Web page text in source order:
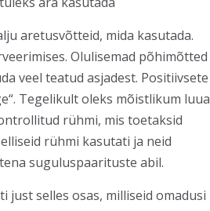
aretusvõtteid, mida kasutada.
Olulisemad põhimõtted
veel teatud asjadest. Positiivsete
Tegelikult oleks mõistlikum luua
rühmi, mis toetaksid
rühmi kasutati ja neid
suguluspaarituste abil.
just selles osas, milliseid omadusi